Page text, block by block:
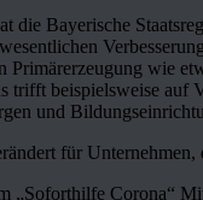
die Bayerische
wie
trifft beispielsweise auf
und
für
„Soforthilfe Corona“